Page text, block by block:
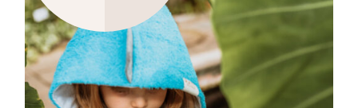
mitu
varianti.
Valikuid
saab
teha